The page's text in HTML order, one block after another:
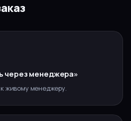
через менеджера»
живому менеджеру.